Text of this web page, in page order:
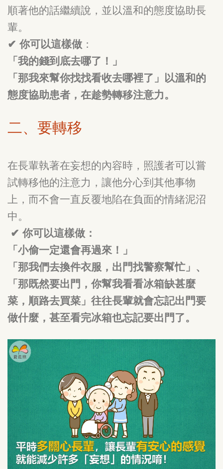
順著他的話繼續說，並以溫和的態度協助長
輩。
✔ 你可以這樣做 ：
「我的錢到底去哪了！」
「那我來幫你找找看收去哪裡了」以溫和的
態度協助患者，在趁勢轉移注意力。
二、要轉移
在長輩執著在妄想的內容時，照護者可以嘗
試轉移他的注意力，讓他分心到其他事物
上，而不會一直反覆地陷在負面的情緒泥沼
中。
✔ 你可以這樣做：
「小偷一定還會再過來！」
「那我們去換件衣服，出門找警察幫忙」、
「那既然要出門，你幫我看看冰箱缺甚麼
菜，順路去買菜」往往長輩就會忘記出門要
做什麼，甚至看完冰箱也忘記要出門了。